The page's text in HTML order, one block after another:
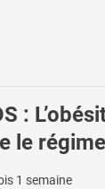
:
le
1 semaine